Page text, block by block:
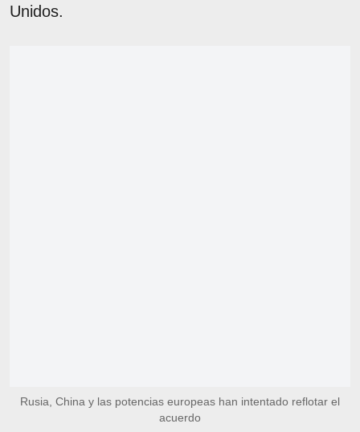
Unidos.
Rusia, China y las potencias europeas han intentado reflotar el
acuerdo